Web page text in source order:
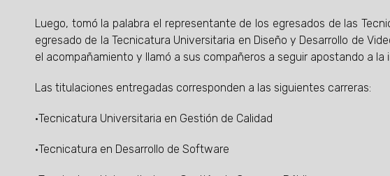
Luego, tomó la palabra el representante de los egresados de las
egresado de la Tecnicatura Universitaria en Diseño y Desarrollo de
el acompañamiento y llamó a sus compañeros a seguir apostando a la
Las titulaciones entregadas corresponden a las siguientes carreras:
·Tecnicatura Universitaria en Gestión de Calidad
·Tecnicatura en Desarrollo de Software